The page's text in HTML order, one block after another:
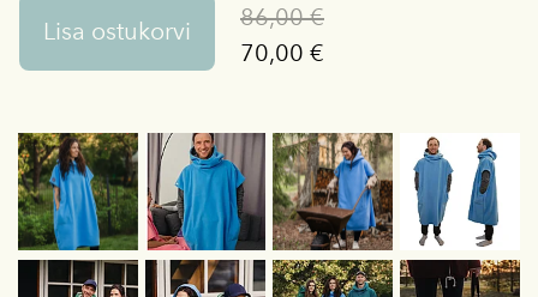
Lisa ostukorvi
86,00 €
70,00 €